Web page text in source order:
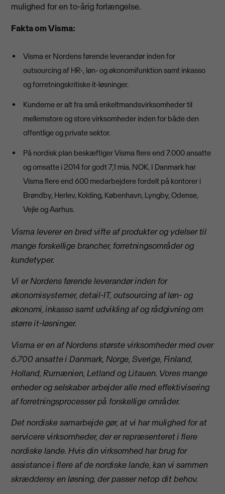
mulighed for en to-årig forlængelse.
Fakta om Visma:
Visma er Nordens førende leverandør inden for
outsourcing af HR-, løn- og økonomifunktion samt inkasso
og forretningskritiske it-løsninger.
Kunderne er alt fra små enkeltmandsvirksomheder til
mellemstore og store virksomheder inden for både den
offentlige og private sektor.
På nordisk plan beskæftiger Visma flere end 7.000 ansatte
og omsatte i 2014 for godt 7,1 mia. NOK. I Danmark har
Visma flere end 600 medarbejdere fordelt på kontorer i
Brøndby, Herlev, Kolding, København, Lyngby, Odense,
Vejle og Aarhus.
Visma leverer en bred vifte af produkter og ydelser til
mange forskellige brancher, forretningsområder og
kundetyper.
Vi er Nordens førende leverandør inden for
økonomisystemer, detail-IT, outsourcing af løn- og
økonomi, inkasso samt udvikling af og rådgivning om
større it-løsninger.
Visma er en af Nordens største virksomheder med over
6.700 ansatte i Danmark, Norge, Sverige, Finland,
Holland, Rumænien, Letland og Litauen. Vores mange
enheder og selskaber arbejder alle med effektivisering
af forretningsprocesser på forskellige områder.
Det nordiske samarbejde gør, at vi har mulighed for at
servicere virksomheder, der er repræsenteret i flere
nordiske lande. Hvis din virksomhed har brug for
assistance i flere af de nordiske lande, kan vi sammen
skræddersy en løsning, der passer netop dit behov.